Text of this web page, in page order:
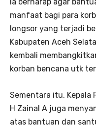
manfaat bagi para
longsor yang terjadi
Kabupaten Aceh
kembali
korban bencana utk
Sementara itu, Kepala
H Zainal A juga
atas bantuan dan